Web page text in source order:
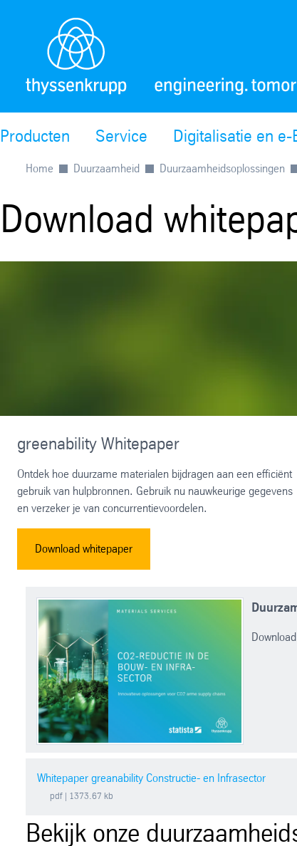
Producten Service Digitalisatie en e-
Home Duurzaamheid Duurzaamheidsoplossingen
Download
greenability Whitepaper
Ontdek hoe duurzame materialen bijdragen aan een efficiënt
gebruik van hulpbronnen. Gebruik nu nauwkeurige gegevens
en verzeker je van concurrentievoordelen.
Download whitepaper
Whitepaper greanability Constructie- en Infrasector
pdf | 1373.67 kb
Bekijk onze